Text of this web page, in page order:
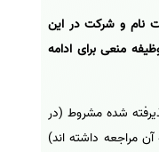
نام و شرکت در این
منعی برای ادامه
شده مشروط (در
مراجعه داشته اند)